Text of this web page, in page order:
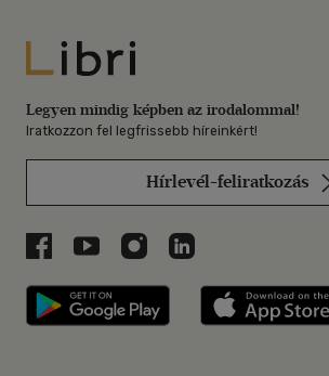
Libri
Legyen mindig képben az irodalommal!
Iratkozzon fel legfrissebb híreinkért!
Hírlevél-feliratkozás
Libri a Facebookon
Libri a Youtube-on
Libri az Instagramon
Libri a LinkedInen
Libri applikáció